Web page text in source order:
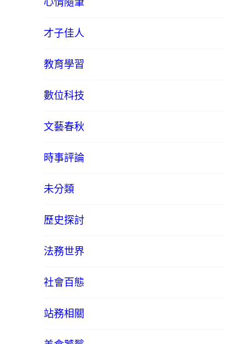
才子佳人
教育學習
數位科技
文藝春秋
時事評論
未分類
歷史探討
法務世界
社會百態
站務相關